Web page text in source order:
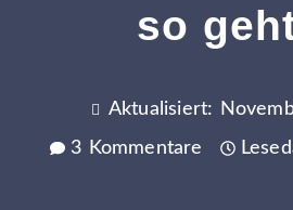
so
Aktualisiert:
3 Kommentare